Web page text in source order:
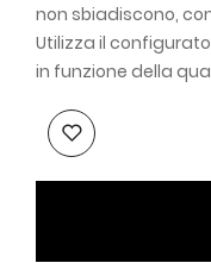
non sbiadiscono,
Utilizza il
in funzione della